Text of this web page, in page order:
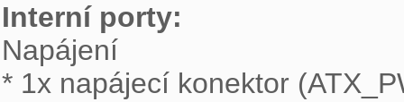
Interní porty:
Napájení
* 1x napájecí konektor